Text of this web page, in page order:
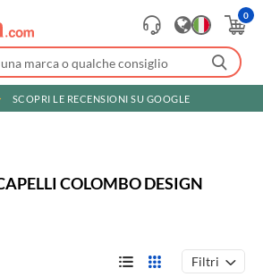
0
SCOPRI LE RECENSIONI SU GOOGLE
COLOMBO DESIGN
Filtri